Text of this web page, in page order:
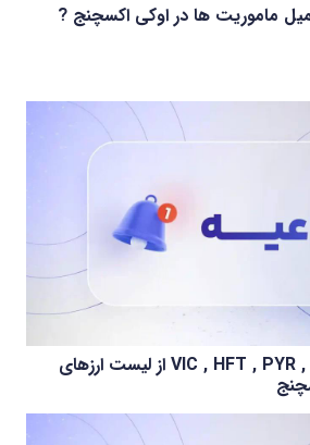
ماموریت ها در اوکی اکسچنج ?
حذف ارزهای VIC , HFT , PYR , VANRY از لیست ارزهای